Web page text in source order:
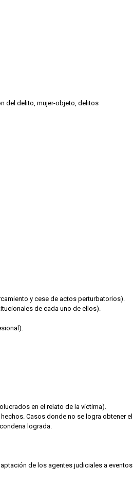
del delito, mujer-objeto, delitos
y cese de actos perturbatorios).
de cada uno de ellos).
en el relato de la víctima).
Casos donde no se logra obtener el
lograda.
de los agentes judiciales a eventos